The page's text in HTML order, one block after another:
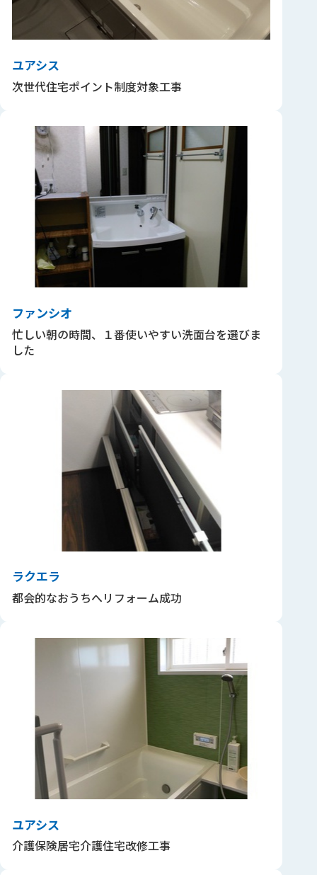
ユアシス
次世代住宅ポイント制度対象工事
ファンシオ
忙しい朝の時間、１番使いやすい洗面台を選びま
した
ラクエラ
都会的なおうちへリフォーム成功
ユアシス
介護保険居宅介護住宅改修工事